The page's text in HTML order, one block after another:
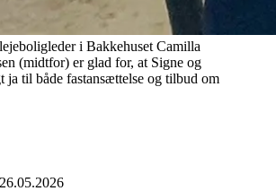
i Bakkehuset Camilla
(midtfor) er glad for, at Signe og
ja til både fastansættelse og tilbud om
26.05.2026